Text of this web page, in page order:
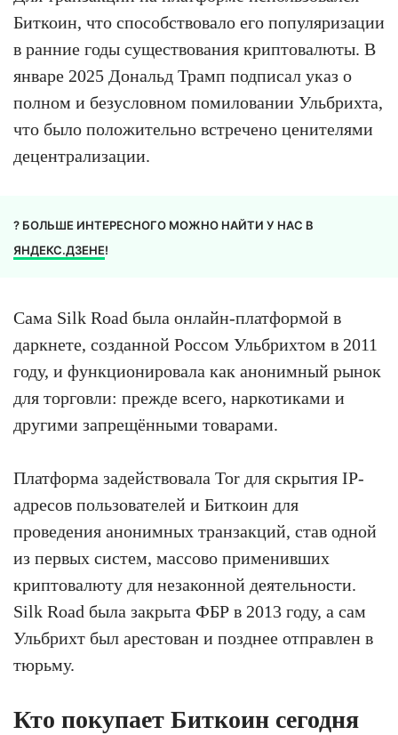
Биткоин, что способствовало его популяризации
в ранние годы существования криптовалюты. В
январе 2025 Дональд Трамп подписал указ о
полном и безусловном помиловании Ульбрихта,
что было положительно встречено ценителями
децентрализации.
? БОЛЬШЕ ИНТЕРЕСНОГО МОЖНО НАЙТИ У НАС В
ЯНДЕКС.ДЗЕНЕ!
Сама Silk Road была онлайн-платформой в
даркнете, созданной Россом Ульбрихтом в 2011
году, и функционировала как анонимный рынок
для торговли: прежде всего, наркотиками и
другими запрещёнными товарами.
Платформа задействовала Tor для скрытия IP-
адресов пользователей и Биткоин для
проведения анонимных транзакций, став одной
из первых систем, массово применивших
криптовалюту для незаконной деятельности.
Silk Road была закрыта ФБР в 2013 году, а сам
Ульбрихт был арестован и позднее отправлен в
тюрьму.
Кто покупает Биткоин сегодня